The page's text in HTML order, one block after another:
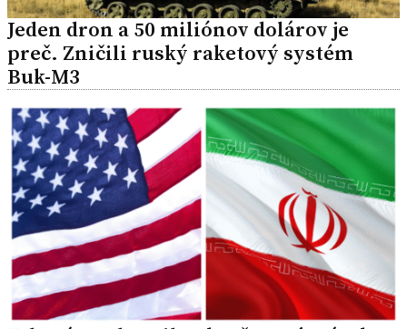
Jeden dron a 50 miliónov dolárov je
preč. Zničili ruský raketový systém
Buk-M3